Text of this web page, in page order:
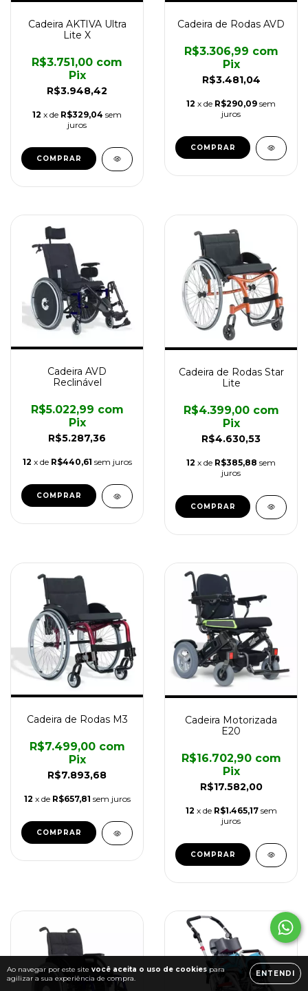
Ao navegar por este site você aceita o uso de cookies para
agilizar a sua experiência de compra.
ENTENDI
Cadeira AKTIVA Ultra
Lite X
R$3.948,42
R$3.751,00 com
Pix
12 x de R$329,04 sem
juros
COMPRAR
Cadeira de Rodas AVD
R$3.481,04
R$3.306,99 com
Pix
12 x de R$290,09 sem
juros
COMPRAR
Cadeira AVD
Reclinável
R$5.287,36
R$5.022,99 com
Pix
12 x de R$440,61 sem juros
COMPRAR
Cadeira de Rodas Star
Lite
R$4.630,53
R$4.399,00 com
Pix
12 x de R$385,88 sem
juros
COMPRAR
Cadeira de Rodas M3
R$7.893,68
R$7.499,00 com
Pix
12 x de R$657,81 sem juros
COMPRAR
Cadeira Motorizada
E20
R$17.582,00
R$16.702,90 com
Pix
12 x de R$1.465,17 sem
juros
COMPRAR